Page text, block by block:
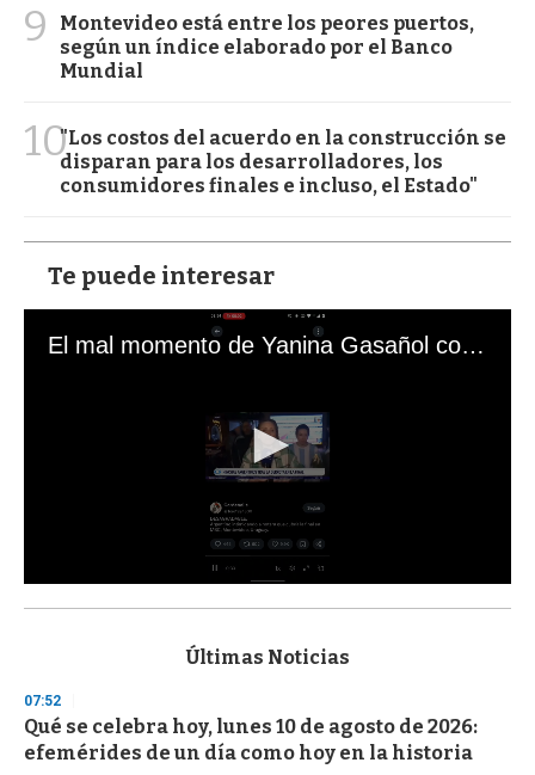
9
Montevideo está entre los peores puertos,
según un índice elaborado por el Banco
Mundial
10"Los costos del acuerdo en la construcción se
disparan para los desarrolladores, los
consumidores finales e incluso, el Estado"
Te puede interesar
El mal momento de Yanina Gasañol con un hincha argentino en "Subrayado"
s
d
s
o
f
Últimas Noticias
07:52
Qué se celebra hoy, lunes 10 de agosto de 2026:
efemérides de un día como hoy en la historia